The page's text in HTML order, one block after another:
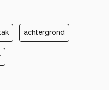
achtergrond